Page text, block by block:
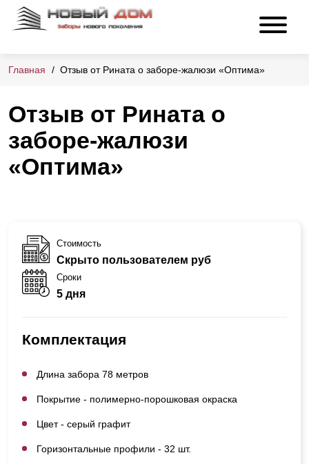
Главная Отзыв от Рината о заборе-жалюзи «Оптима»
Отзыв от Рината о
заборе-жалюзи
«Оптима»
Стоимость
Скрыто пользователем руб
Сроки
5 дня
Комплектация
Длина забора 78 метров
Покрытие - полимерно-порошковая окраска
Цвет - серый графит
Горизонтальные профили - 32 шт.